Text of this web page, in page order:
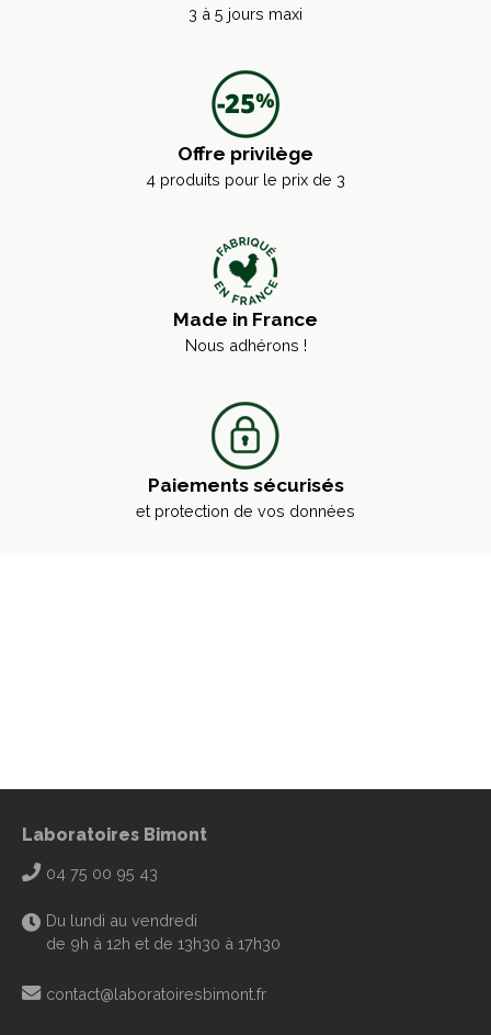
3 à 5 jours maxi
Offre privilège
4 produits pour le prix de 3
Made in France
Nous adhérons !
Paiements sécurisés
et protection de vos données
Laboratoires Bimont
04 75 00 95 43
Du lundi au vendredi
de 9h à 12h et de 13h30 à 17h30
contact@laboratoiresbimont.fr